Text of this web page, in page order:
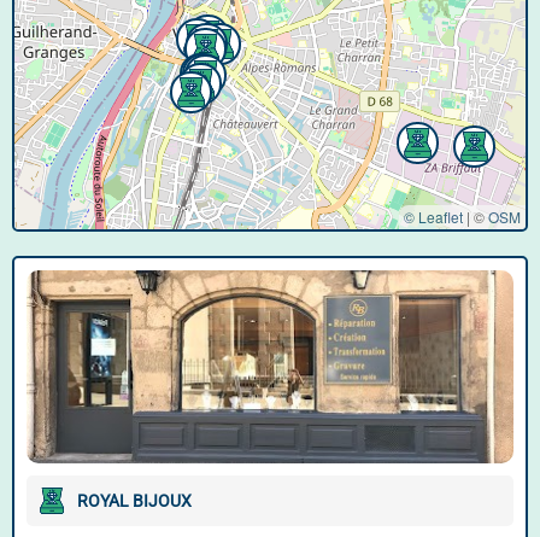
© Leaflet | ©OSM
ROYAL BIJOUX